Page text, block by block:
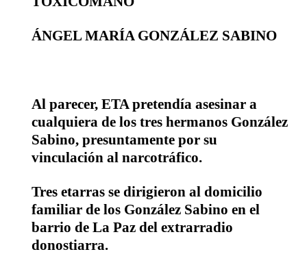
ÁNGEL MARÍA GONZÁLEZ SABINO
Al parecer, ETA pretendía asesinar a
cualquiera de los tres hermanos González
Sabino, presuntamente por su
vinculación al narcotráfico.
Tres etarras se dirigieron al domicilio
familiar de los González Sabino en el
barrio de La Paz del extrarradio
donostiarra.